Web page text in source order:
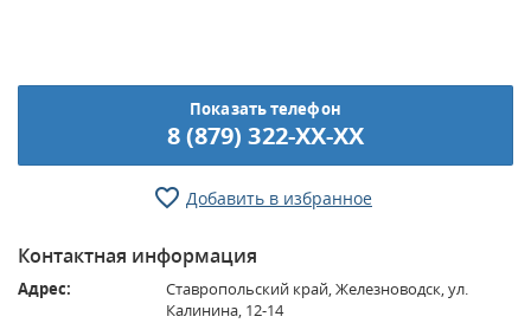
Показать телефон
8 (879) 322-XX-XX
Добавить в избранное
Контактная информация
Адрес:
Ставропольский край, Железноводск, ул.
Калинина, 12-14